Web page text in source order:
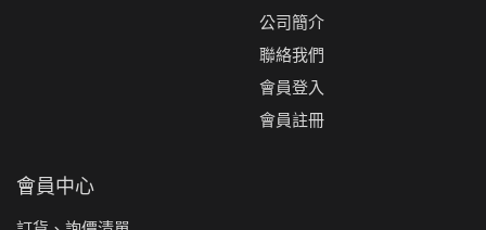
公司簡介
聯絡我們
會員登入
會員註冊
會員中心